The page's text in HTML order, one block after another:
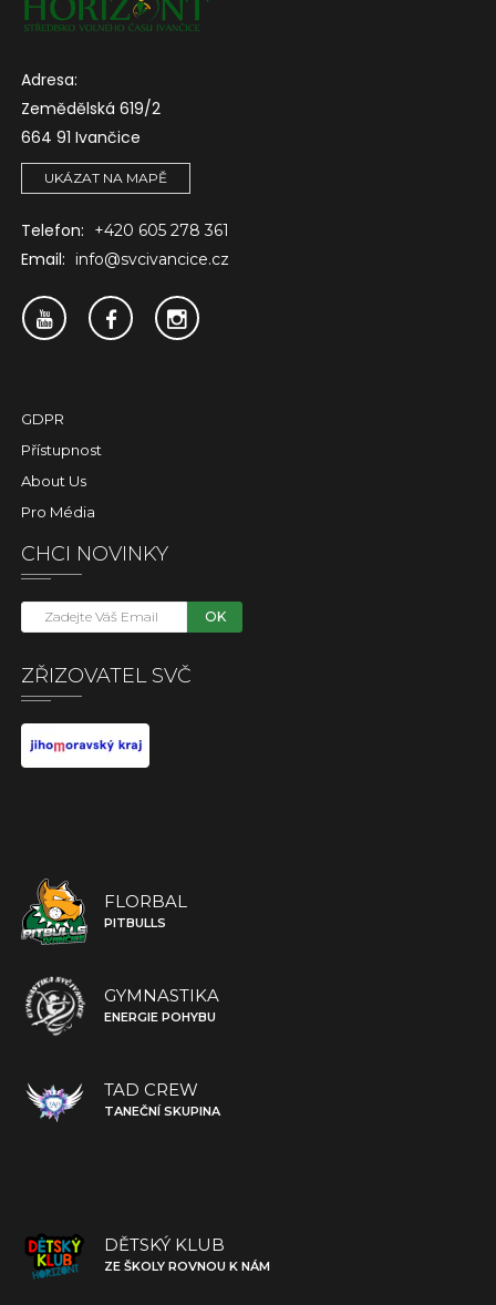
Adresa:
Zemědělská 619/2
664 91 Ivančice
UKÁZAT NA MAPĚ
Telefon: +420 605 278 361
Email: info@svcivancice.cz
GDPR
Přístupnost
About Us
Pro Média
CHCI NOVINKY
OK
ZŘIZOVATEL SVČ
FLORBAL
PITBULLS
GYMNASTIKA
ENERGIE POHYBU
TAD CREW
TANEČNÍ SKUPINA
DĚTSKÝ KLUB
ZE ŠKOLY ROVNOU K NÁM